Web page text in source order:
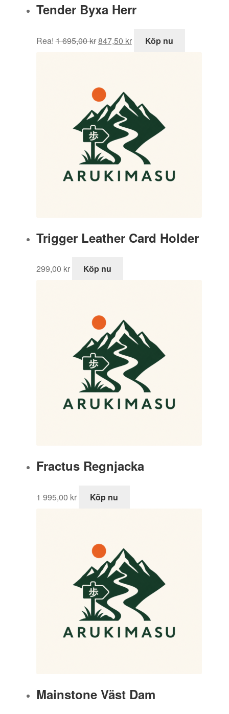
Tender Byxa Herr
Rea! 1 695,00kr
ursprungliga
1
695,00 kr.
847,50 kr
nuvarande
Köp nu
Trigger Leather Card Holder
299,00 kr Köp nu
Fractus Regnjacka
1 995,00 kr Köp nu
Mainstone Väst Dam